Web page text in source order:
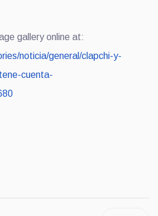
gallery online at:
noticia/general/clapchi-y-
cuenta-